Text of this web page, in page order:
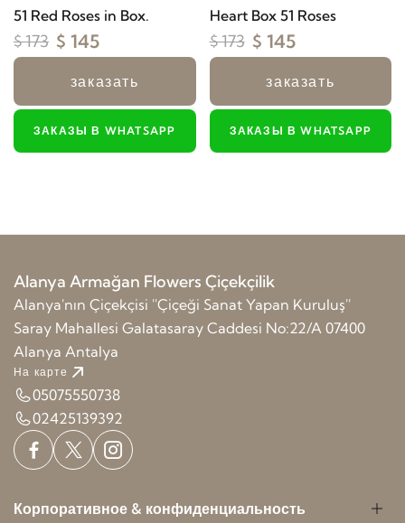
51 Red Roses in Box.
$ 173 $ 145
заказать
ЗАКАЗЫ В WHATSAPP
Heart Box 51 Roses
$ 173 $ 145
заказать
ЗАКАЗЫ В WHATSAPP
Alanya Armağan Flowers Çiçekçilik
Alanya'nın Çiçekçisi ''Çiçeği Sanat Yapan Kuruluş''
Saray Mahallesi Galatasaray Caddesi No:22/A 07400
Alanya Antalya
На карте
05075550738
02425139392
Корпоративное & конфиденциальность